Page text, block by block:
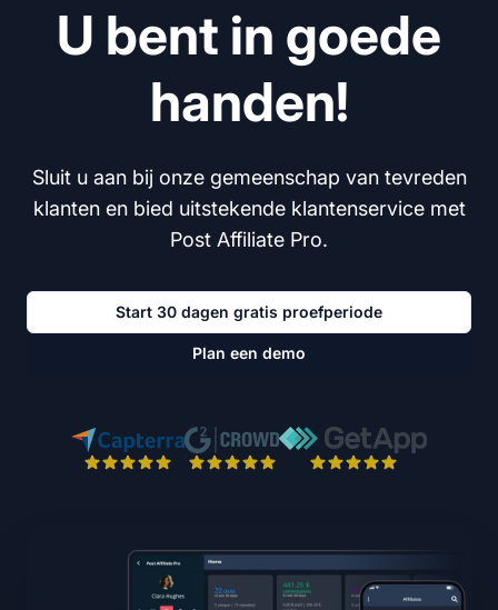
U bent in goede
handen!
Sluit u aan bij onze gemeenschap van tevreden
klanten en bied uitstekende klantenservice met
Post Affiliate Pro.
Start 30 dagen gratis proefperiode
Plan een demo